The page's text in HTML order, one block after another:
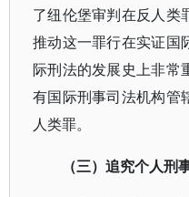
了纽伦堡审判在反人类
推动这一罪行在实证国
际刑法的发展史上非常
有国际刑事司法机构管
人类罪。
（三）追究个人刑